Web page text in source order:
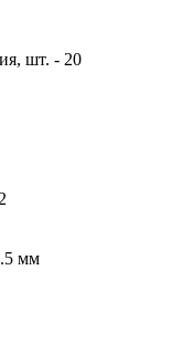
шт. - 20
мм